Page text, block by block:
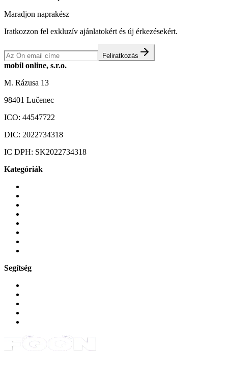
Maradjon naprakész
Iratkozzon fel exkluzív ajánlatokért és új érkezésekért.
Feliratkozás
mobil online, s.r.o.
M. Rázusa 13
98401 Lučenec
ICO: 44547722
DIC: 2022734318
IC DPH: SK2022734318
Kategóriák
Segítség